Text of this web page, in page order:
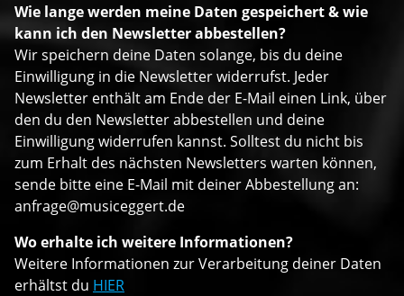
Wie lange werden meine Daten gespeichert & wie
kann ich den Newsletter abbestellen?
Wir speichern deine Daten solange, bis du deine
Einwilligung in die Newsletter widerrufst. Jeder
Newsletter enthält am Ende der E-Mail einen Link, über
den du den Newsletter abbestellen und deine
Einwilligung widerrufen kannst. Solltest du nicht bis
zum Erhalt des nächsten Newsletters warten können,
sende bitte eine E-Mail mit deiner Abbestellung an:
anfrage@musiceggert.de
Wo erhalte ich weitere Informationen?
Weitere Informationen zur Verarbeitung deiner Daten
erhältst du HIER